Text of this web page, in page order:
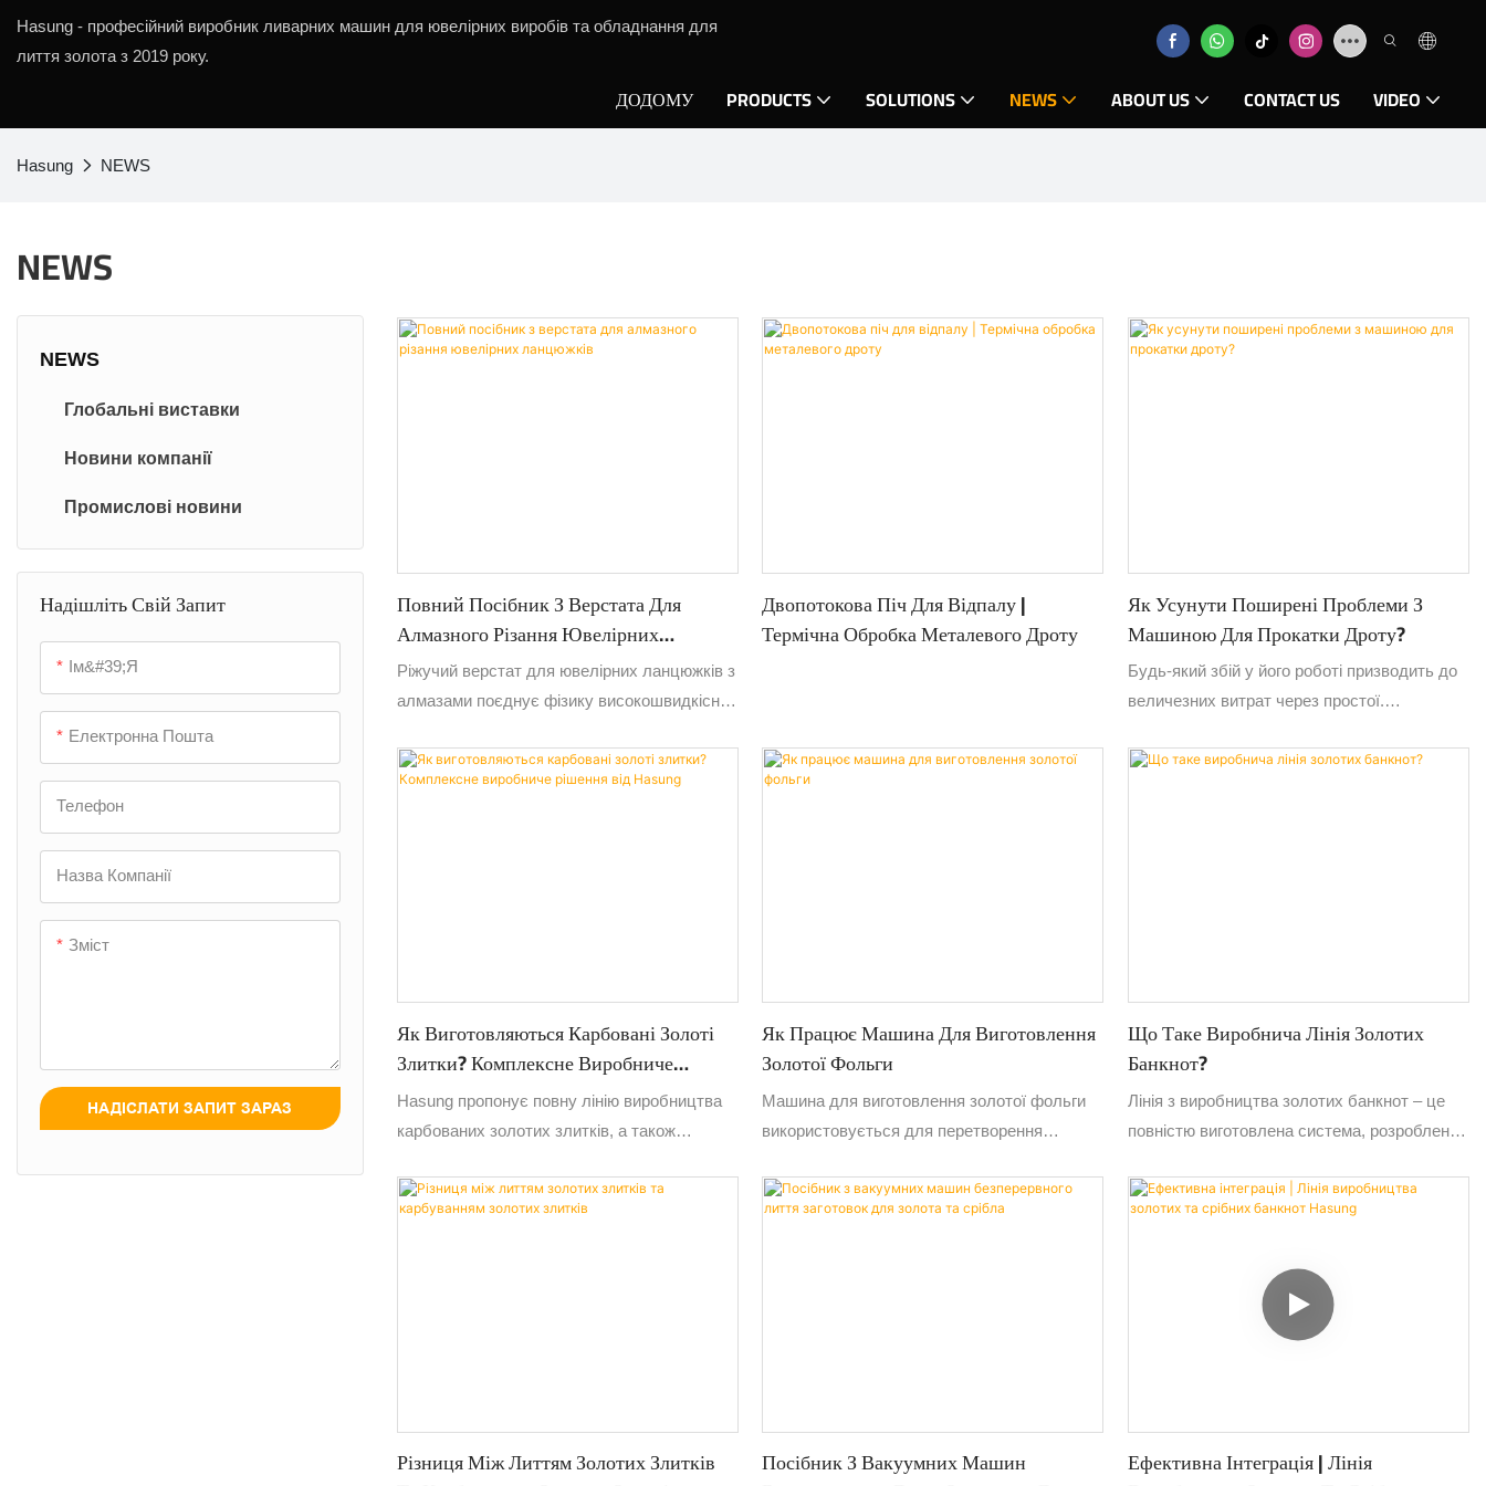
Hasung - професійний виробник ливарних машин для ювелірних виробів та обладнання для
лиття золота з 2019 року.
ДОДОМУ PRODUCTS SOLUTIONS NEWS ABOUT US CONTACT US VIDEO
Hasung NEWS
NEWS
NEWS
Глобальні виставки
Новини компанії
Промислові новини
Надішліть Свій Запит
Ім&#39;я
Електронна Пошта
Телефон
Назва Компанії
Зміст
НАДІСЛАТИ ЗАПИТ ЗАРАЗ
Повний Посібник З Верстата Для
Алмазного Різання Ювелірних
Ланцюжків
Ріжучий верстат для ювелірних ланцюжків з
алмазами поєднує фізику високошвидкісної
ювелірної справи.
Двопотокова Піч Для Відпалу |
Термічна Обробка Металевого Дроту
Як Усунути Поширені Проблеми З
Машиною Для Прокатки Дроту?
Будь-який збій у його роботі призводить до
величезних витрат через простої.
прокатними машинами може допомогти
Як Виготовляються Карбовані Золоті
Злитки? Комплексне Виробниче
Рішення Від Hasung
Hasung пропонує повну лінію виробництва
карбованих золотих злитків, а також
квадратних золотих та срібних монет.
Як Працює Машина Для Виготовлення
Золотої Фольги
Машина для виготовлення золотої фольги
використовується для перетворення
фольгу шляхом контрольованого прокату,
відпалу, різання та обробки. Точність на
Що Таке Виробнича Лінія Золотих
Банкнот?
Лінія з виробництва золотих банкнот – це
повністю виготовлена ​​система, розроблена
ефективності виробництва. Кожен крок
ретельно розроблений, щоб гарантувати
Різниця Між Литтям Золотих Злитків
Посібник З Вакуумних Машин
Ефективна Інтеграція | Лінія